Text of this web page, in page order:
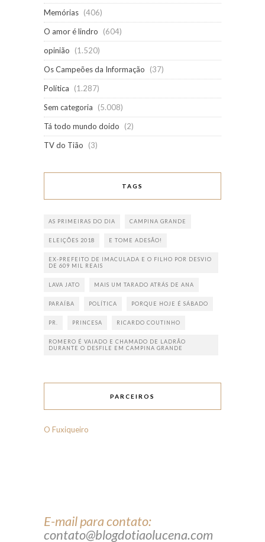
Memórias (406)
O amor é lindro
(604)
opinião
(1.520)
Os Campeões da Informação
(37)
Política
(1.287)
Sem categoria
(5.008)
Tá todo mundo doido
(2)
TV do Tião
(3)
TAGS
AS PRIMEIRAS DO DIA CAMPINA GRANDE
ELEIÇÕES 2018 E TOME ADESÃO!
EX-PREFEITO DE IMACULADA E O FILHO POR DESVIO
DE 609 MIL REAIS
LAVA JATO MAIS UM TARADO ATRÁS DE ANA
PARAÍBA POLÍTICA PORQUE HOJE É SÁBADO
PR. PRINCESA RICARDO COUTINHO
ROMERO É VAIADO E CHAMADO DE LADRÃO
DURANTE O DESFILE EM CAMPINA GRANDE
PARCEIROS
O Fuxiqueiro
E-mail para contato:
contato@blogdotiaolucena.com